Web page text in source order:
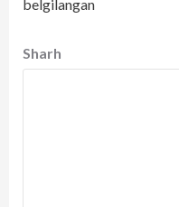
belgilangan
Sharh